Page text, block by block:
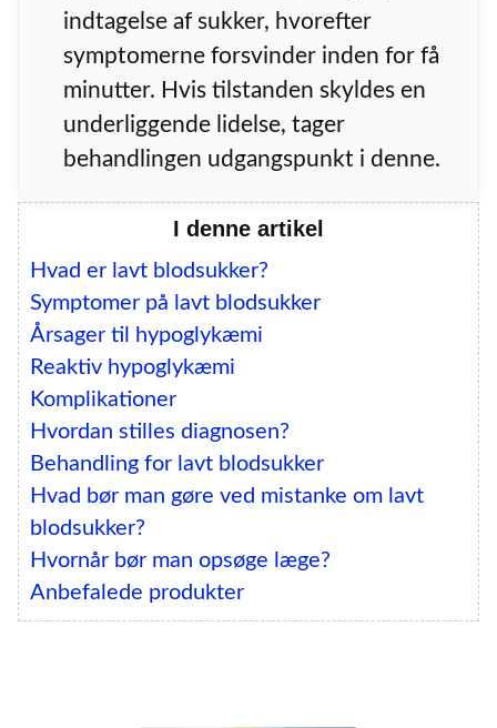
indtagelse af sukker, hvorefter
symptomerne forsvinder inden for få
minutter. Hvis tilstanden skyldes en
underliggende lidelse, tager
behandlingen udgangspunkt i denne.
I denne artikel
Hvad er lavt blodsukker?
Symptomer på lavt blodsukker
Årsager til hypoglykæmi
Reaktiv hypoglykæmi
Komplikationer
Hvordan stilles diagnosen?
Behandling for lavt blodsukker
Hvad bør man gøre ved mistanke om lavt
blodsukker?
Hvornår bør man opsøge læge?
Anbefalede produkter